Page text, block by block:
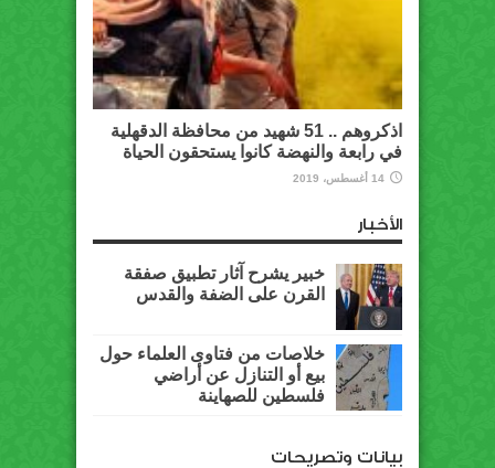
اذكروهم .. 51 شهيد من محافظة الدقهلية
في رابعة والنهضة كانوا يستحقون الحياة
14 أغسطس، 2019
الأخبار
خبير يشرح آثار تطبيق صفقة
القرن على الضفة والقدس
خلاصات من فتاوى العلماء حول
بيع أو التنازل عن أراضي
فلسطين للصهاينة
بيانات وتصريحات